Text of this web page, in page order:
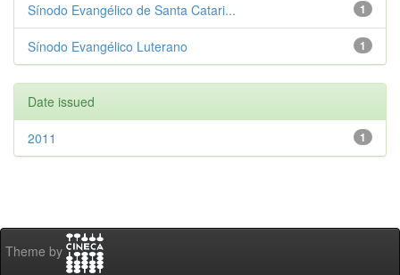
1
Sínodo Evangélico de Santa Catari...
1
Sínodo Evangélico Luterano
Date issued
1
2011
Theme by